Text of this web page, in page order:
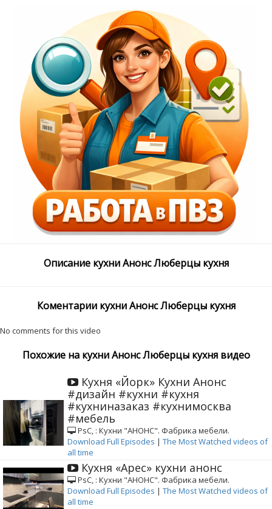
Описание кухни Анонс Люберцы кухня
Коментарии кухни Анонс Люберцы кухня
No comments for this video
Похожие на кухни Анонс Люберцы кухня видео
Кухня «Йорк» Кухни Анонс
#дизайн #кухни #кухня
#кухниназаказ #кухнимосква
#мебель
РѕС‚ : Кухни "АНОНС". Фабрика мебели.
Download Full Episodes | The Most Watched videos of
all time
Кухня «Арес» кухни анонс
РѕС‚ : Кухни "АНОНС". Фабрика мебели.
Download Full Episodes | The Most Watched videos of
all time